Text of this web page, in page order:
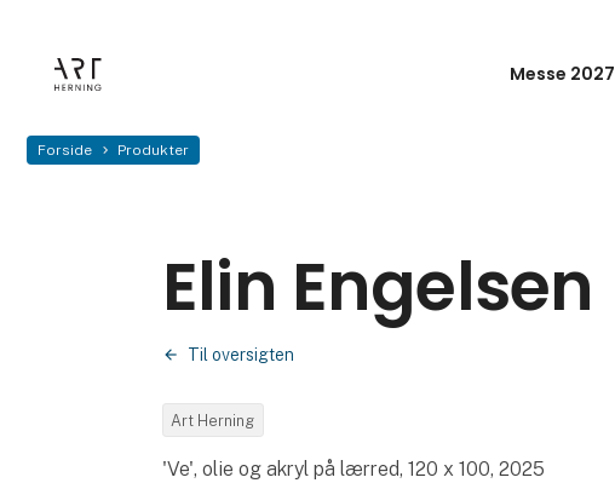
Messe 2027
Forside Produkter
Elin Engelsen
Til oversigten
Art Herning
'Ve', olie og akryl på lærred, 120 x 100, 2025